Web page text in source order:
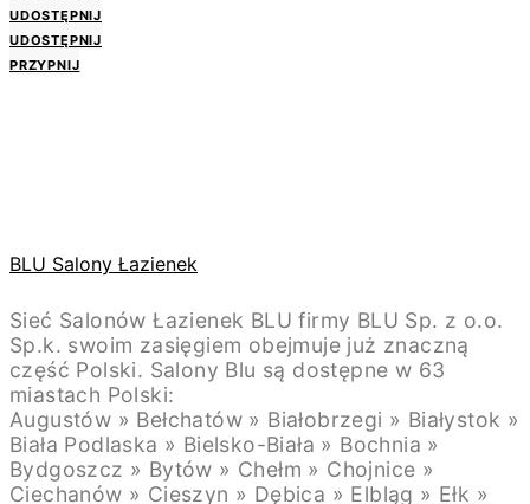
UDOSTĘPNIJ
UDOSTĘPNIJ
PRZYPNIJ
BLU Salony Łazienek
Sieć Salonów Łazienek BLU firmy BLU Sp. z o.o.
Sp.k. swoim zasięgiem obejmuje już znaczną
część Polski. Salony Blu są dostępne w 63
miastach Polski:
Augustów » Bełchatów » Białobrzegi » Białystok »
Biała Podlaska » Bielsko-Biała » Bochnia »
Bydgoszcz » Bytów » Chełm » Chojnice »
Ciechanów » Cieszyn » Dębica » Elbląg » Ełk »